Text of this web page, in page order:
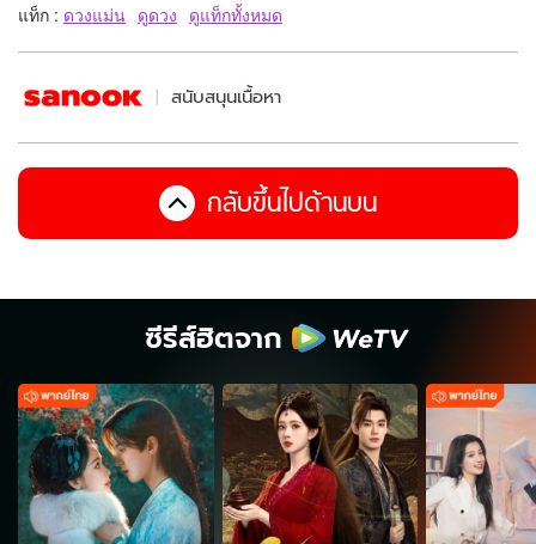
แท็ก : ดวงแม่น ดูดวง ดูแท็กทั้งหมด
สนับสนุนเนื้อหา
กลับขึ้นไปด้านบน
ซีรีส์ฮิตจาก